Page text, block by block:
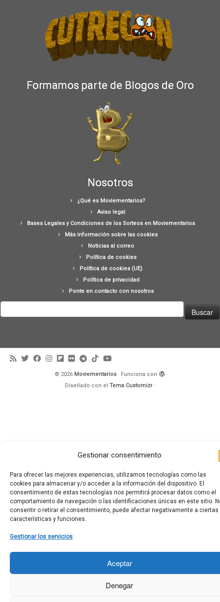
Gestionar consentimiento
Para ofrecer las mejores experiencias, utilizamos tecnologías como las
cookies para almacenar y/o acceder a la información del dispositivo. El
consentimiento de estas tecnologías nos permitirá procesar datos como el
comportamiento de navegación o las identificaciones únicas en este sitio.
consentir o retirar el consentimiento, puede afectar negativamente a ciertas
características y funciones.
Gestionar los servicios
Aceptar
Denegar
Formamos parte de Blogos de Oro
Nosotros
¿Qué es Moviementarios?
Aviso legal
Bases Legales y Condiciones de los Sorteos en Moviementarios
Más información sobre las cookies
Noticias al correo
Política de cookies
Política de cookies (UE)
Política de privacidad
Ponte en contacto con nosotros
· © 2026 Moviementarios · Funciona con
·
Diseñado con el Tema Customizr·